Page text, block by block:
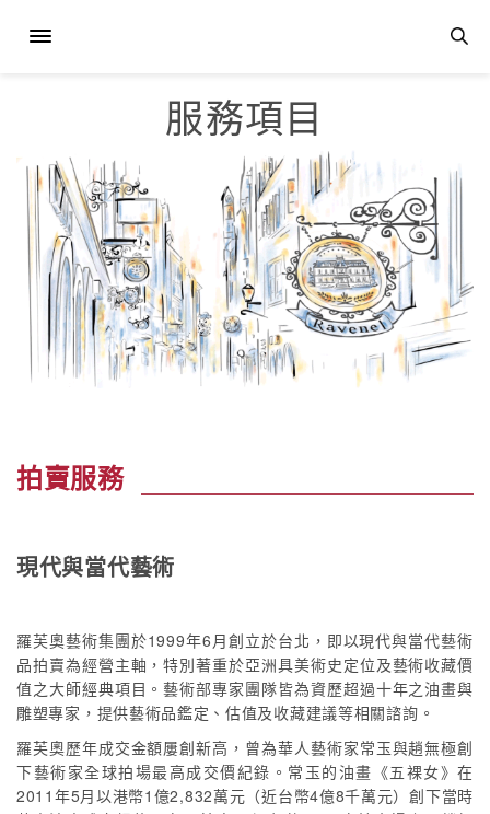
服務項目
拍賣服務
現代與當代藝術
羅芙奧藝術集團於1999年6月創立於台北，即以現代與當代藝術
品拍賣為經營主軸，特別著重於亞洲具美術史定位及藝術收藏價
值之大師經典項目。藝術部專家團隊皆為資歷超過十年之油畫與
雕塑專家，提供藝術品鑑定、估值及收藏建議等相關諮詢。
羅芙奧歷年成交金額屢創新高，曾為華人藝術家常玉與趙無極創
下藝術家全球拍場最高成交價紀錄。常玉的油畫《五裸女》在
2011年5月以港幣1億2,832萬元（近台幣4億8千萬元）創下當時